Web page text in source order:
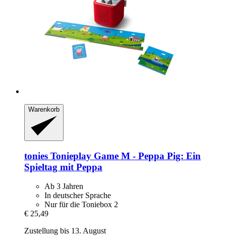
Warenkorb
tonies Tonieplay Game M -​ Peppa Pig: Ein
Spieltag mit Peppa
Ab 3 Jahren
In deutscher Sprache
Nur für die Toniebox 2
€ 25,49
Zustellung bis 13. August